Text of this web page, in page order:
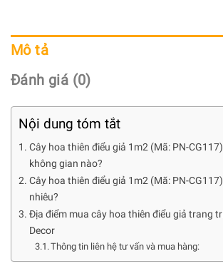
Mô tả
Đánh giá (0)
Nội dung tóm tắt
Cây hoa thiên điểu giả 1m2 (Mã: PN-
không gian nào?
Cây hoa thiên điểu giả 1m2 (Mã: PN-
nhiêu?
Địa điểm mua cây hoa thiên điểu giả trang
Decor
Thông tin liên hệ tư vấn và mua hàng: